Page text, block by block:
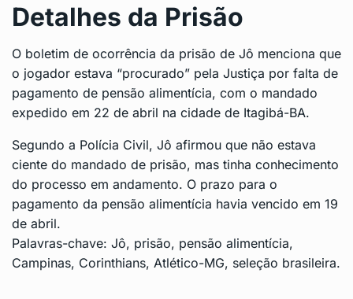
Detalhes da Prisão
O boletim de ocorrência da prisão de Jô menciona que
o jogador estava “procurado” pela Justiça por falta de
pagamento de pensão alimentícia, com o mandado
expedido em 22 de abril na cidade de Itagibá-BA.
Segundo a Polícia Civil, Jô afirmou que não estava
ciente do mandado de prisão, mas tinha conhecimento
do processo em andamento. O prazo para o
pagamento da pensão alimentícia havia vencido em 19
de abril.
Palavras-chave: Jô, prisão, pensão alimentícia,
Campinas, Corinthians, Atlético-MG, seleção brasileira.